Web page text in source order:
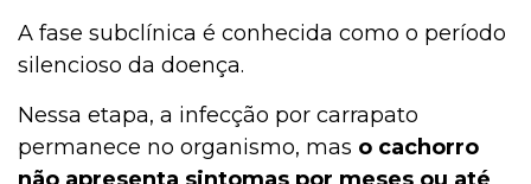
A fase subclínica é conhecida como o período
silencioso da doença.
Nessa etapa, a infecção por carrapato
permanece no organismo, mas o cachorro